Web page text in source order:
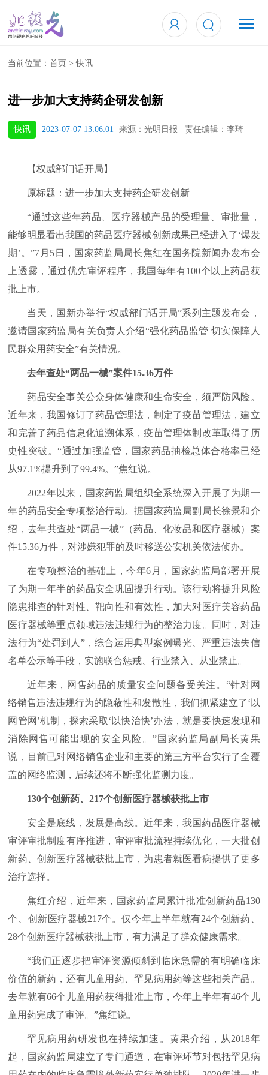
当前位置：首页 >快讯
进一步加大支持药企研发创新
快讯 2023-07-07 13:06:01 来源：光明日报 责任编辑：李琦
【权威部门话开局】
原标题：进一步加大支持药企研发创新
“通过这些年药品、医疗器械产品的受理量、审批量，
能够明显看出我国的药品医疗器械创新成果已经进入了‘爆发
期’。”7月5日，国家药监局局长焦红在国务院新闻办发布会
上透露，通过优先审评程序，我国每年有100个以上药品获
批上市。
当天，国新办举行“权威部门话开局”系列主题发布会，
邀请国家药监局有关负责人介绍“强化药品监管 切实保障人
民群众用药安全”有关情况。
去年查处“两品一械”案件15.36万件
药品安全事关公众身体健康和生命安全，须严防风险。
近年来，我国修订了药品管理法，制定了疫苗管理法，建立
和完善了药品信息化追溯体系，疫苗管理体制改革取得了历
史性突破。“通过加强监管，国家药品抽检总体合格率已经
从97.1%提升到了99.4%。”焦红说。
2022年以来，国家药监局组织全系统深入开展了为期一
年的药品安全专项整治行动。据国家药监局副局长徐景和介
绍，去年共查处“两品一械”（药品、化妆品和医疗器械）案
件15.36万件，对涉嫌犯罪的及时移送公安机关依法侦办。
在专项整治的基础上，今年6月，国家药监局部署开展
了为期一年半的药品安全巩固提升行动。该行动将提升风险
隐患排查的针对性、靶向性和有效性，加大对医疗美容药品
医疗器械等重点领域违法违规行为的整治力度。同时，对违
法行为“处罚到人”，综合运用典型案例曝光、严重违法失信
名单公示等手段，实施联合惩戒、行业禁入、从业禁止。
近年来，网售药品的质量安全问题备受关注。“针对网
络销售违法违规行为的隐蔽性和发散性，我们抓紧建立了‘以
网管网’机制，探索采取‘以快治快’办法，就是要快速发现和
消除网售可能出现的安全风险。”国家药监局副局长黄果
说，目前已对网络销售企业和主要的第三方平台实行了全覆
盖的网络监测，后续还将不断强化监测力度。
130个创新药、217个创新医疗器械获批上市
安全是底线，发展是高线。近年来，我国药品医疗器械
审评审批制度有序推进，审评审批流程持续优化，一大批创
新药、创新医疗器械获批上市，为患者就医看病提供了更多
治疗选择。
焦红介绍，近年来，国家药监局累计批准创新药品130
个、创新医疗器械217个。仅今年上半年就有24个创新药、
28个创新医疗器械获批上市，有力满足了群众健康需求。
“我们正逐步把审评资源倾斜到临床急需的有明确临床
价值的新药，还有儿童用药、罕见病用药等这些相关产品。
去年就有66个儿童用药获得批准上市，今年上半年有46个儿
童用药完成了审评。”焦红说。
罕见病用药研发也在持续加速。黄果介绍，从2018年
起，国家药监局建立了专门通道，在审评环节对包括罕见病